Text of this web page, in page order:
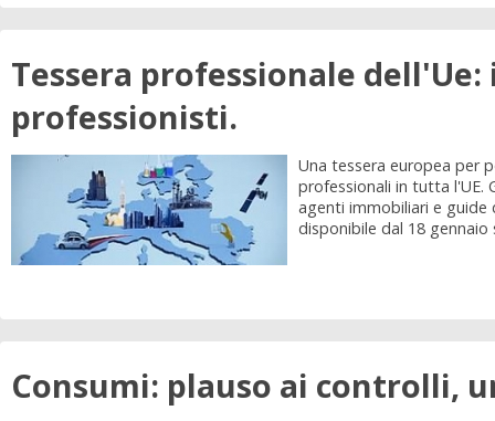
Tessera professionale
professionisti.
Una tessera europea per
professionali in tutta l'UE.
agenti immobiliari e guide
disponibile dal 18
Consumi: plauso ai controlli,